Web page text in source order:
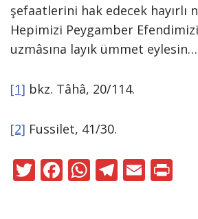
şefaatlerini hak edecek hayırlı
Hepimizi Peygamber
uzmâsına layık ümmet eylesin…
[1] bkz. Tâhâ, 20/114.
[2] Fussilet, 41/30.
T F W T E